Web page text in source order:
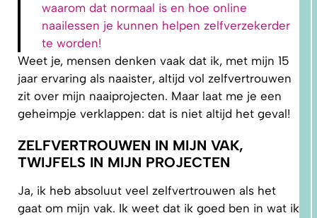
waarom dat normaal is en hoe online
naailessen je kunnen helpen zelfverzekerder
te worden!
Weet je, mensen denken vaak dat ik, met mijn 15
jaar ervaring als naaister, altijd vol zelfvertrouwen
zit over mijn naaiprojecten. Maar laat me je een
geheimpje verklappen: dat is niet altijd het geval!
ZELFVERTROUWEN IN MIJN VAK,
TWIJFELS IN MIJN PROJECTEN
Ja, ik heb absoluut veel zelfvertrouwen als het
gaat om mijn vak. Ik weet dat ik goed ben in wat ik
1.
WAAROM